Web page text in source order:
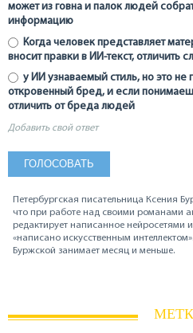
может из говна и палок людей
информацию
Когда человек представляет
вносит правки в ИИ-текст, отличить
у ИИ узнаваемый стиль, но это не
откровенный бред, и если
отличить от бреда людей
Добавить свой ответ
Петербургская писательница Ксения
что при работе над своими романами
редактирует написанное нейросетями
«написано искусственным
Буржской занимает месяц и меньше.